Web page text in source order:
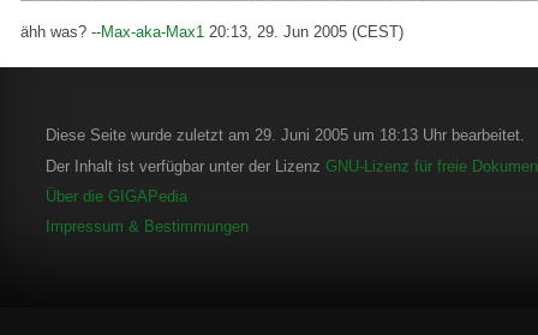
ähh was? --Max-aka-Max1 20:13, 29. Jun 2005 (CEST)
Diese Seite wurde zuletzt am 29. Juni 2005 um 18:13 Uhr bearbeitet.
Der Inhalt ist verfügbar unter der Lizenz GNU-Lizenz für freie
Über die GIGAPedia
Impressum & Bestimmungen